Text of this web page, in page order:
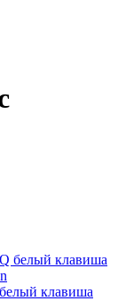
клавиша